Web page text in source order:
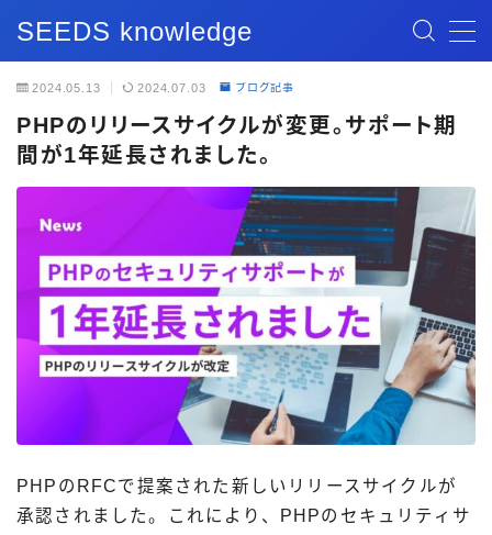
SEEDS knowledge
MENU
記事一覧
ブログ記事
お問い合わせ
2024.05.13 2024.07.03 ブログ記事
PHPのリリースサイクルが変更。サポート期
間が1年延長されました。
PHPのRFCで提案された新しいリリースサイクルが
承認されました。これにより、PHPのセキュリティサ